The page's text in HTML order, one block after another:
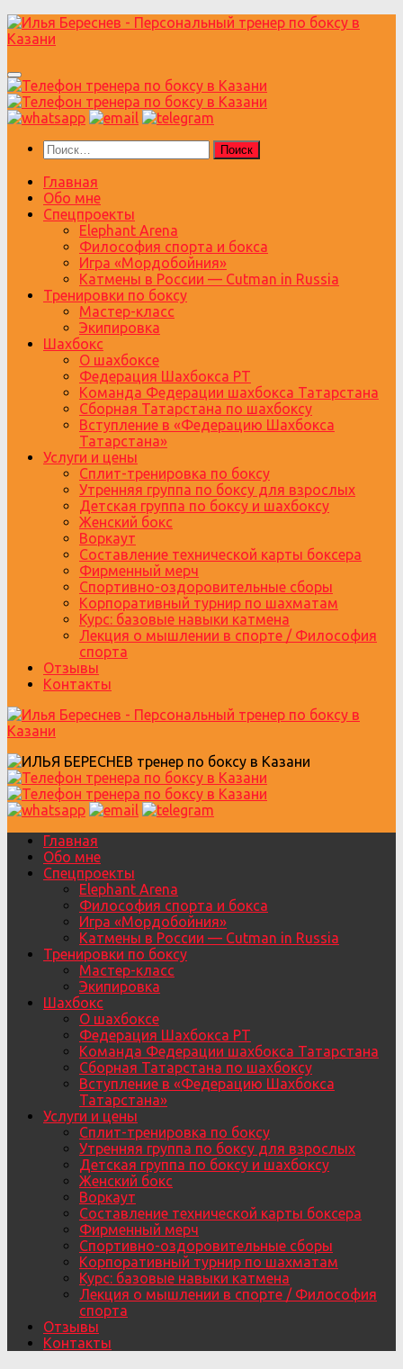
Перейти
к
Найти:
Главная
Обо мне
Спецпроекты
Elephant Arena
Философия спорта и бокса
Игра «Мордобойния»
Катмены в России — Cutman in Russia
Тренировки по боксу
Мастер-класс
Экипировка
Шахбокс
О шахбоксе
Федерация Шахбокса РТ
Команда Федерации шахбокса Татарстана
Сборная Татарстана по шахбоксу
Вступление в «Федерацию Шахбокса
Татарстана»
Услуги и цены
Сплит-тренировка по боксу
Утренняя группа по боксу для взрослых
Детская группа по боксу и шахбоксу
Женский бокс
Воркаут
Составление технической карты боксера
Фирменный мерч
Спортивно-оздоровительные сборы
Корпоративный турнир по шахматам
Курс: базовые навыки катмена
Лекция о мышлении в спорте / Философия
спорта
Отзывы
Контакты
Главная
Обо мне
Спецпроекты
Elephant Arena
Философия спорта и бокса
Игра «Мордобойния»
Катмены в России — Cutman in Russia
Тренировки по боксу
Мастер-класс
Экипировка
Шахбокс
О шахбоксе
Федерация Шахбокса РТ
Команда Федерации шахбокса Татарстана
Сборная Татарстана по шахбоксу
Вступление в «Федерацию Шахбокса
Татарстана»
Услуги и цены
Сплит-тренировка по боксу
Утренняя группа по боксу для взрослых
Детская группа по боксу и шахбоксу
Женский бокс
Воркаут
Составление технической карты боксера
Фирменный мерч
Спортивно-оздоровительные сборы
Корпоративный турнир по шахматам
Курс: базовые навыки катмена
Лекция о мышлении в спорте / Философия
спорта
Отзывы
Контакты